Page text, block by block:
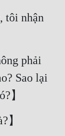
tôi nhận
phải
Sao lại
】
】